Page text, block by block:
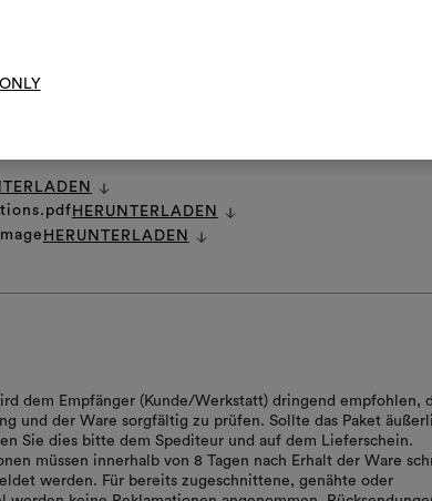
HERUNTERLADEN
HERUNTERLADEN
dem Empfänger (Kunde/Werkstatt) dringend empfohlen,
und der Ware sorgfältig zu prüfen. Sollte das Paket
Sie dies bitte dem Spediteur und auf dem Lieferschein.
müssen innerhalb von 8 Tagen nach Erhalt der Ware
werden. Für bereits zugeschnittene, genähte oder